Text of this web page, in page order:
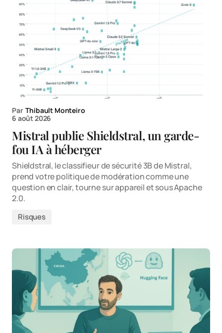
Par Thibault Monteiro
6 août 2026
Mistral publie Shieldstral, un garde-
fou IA à héberger
Shieldstral, le classifieur de sécurité 3B de Mistral,
prend votre politique de modération comme une
question en clair, tourne sur appareil et sous Apache
2.0.
Risques